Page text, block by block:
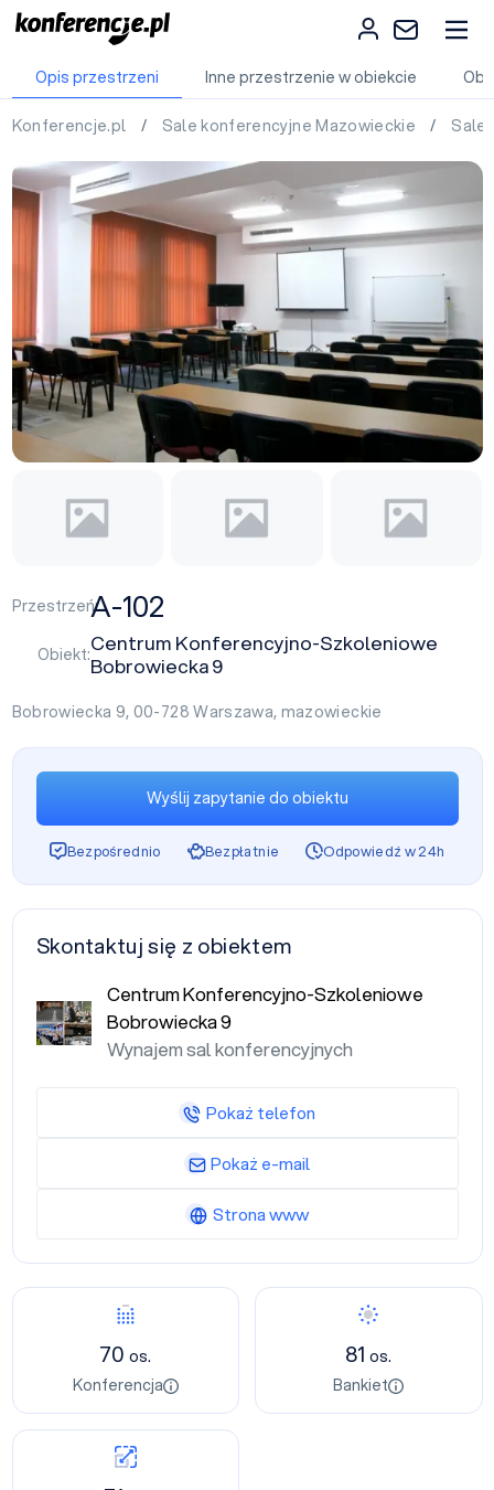
Opis przestrzeni Inne przestrzenie w obiekcie
Konferencje.pl / Sale konferencyjne Mazowieckie / Sale
Przestrzeń:A-102
Obiekt:Centrum Konferencyjno-Szkoleniowe
Bobrowiecka 9
Bobrowiecka 9, 00-728Warszawa, mazowieckie
70os.
Konferencja
81os.
Bankiet
Wyślij zapytanie do obiektu
Bezpośrednio Bezpłatnie Odpowiedź w 24h
Skontaktuj się z obiektem
Centrum Konferencyjno-Szkoleniowe
Bobrowiecka 9
Wynajem sal konferencyjnych
Pokaż telefon
Pokaż e-mail
Strona www